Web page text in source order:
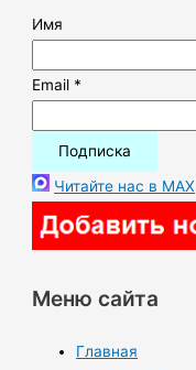
Имя
Email *
Читайте нас в MAX
Меню сайта
Главная